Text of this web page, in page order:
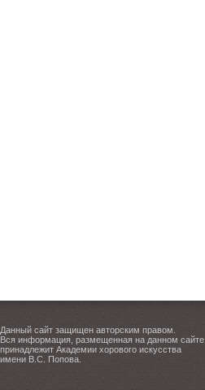
Данный сайт защищен авторским правом.
Вся информация, размещенная на данном сайте,
принадлежит Академии хорового искусства
имени В.С. Попова.